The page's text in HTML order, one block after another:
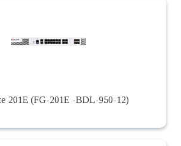
201E (FG-201E -BDL-950-12)